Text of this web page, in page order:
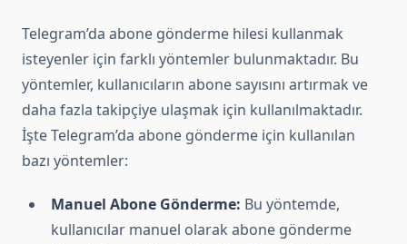
Telegram’da abone gönderme hilesi kullanmak
isteyenler için farklı yöntemler bulunmaktadır. Bu
yöntemler, kullanıcıların abone sayısını artırmak ve
daha fazla takipçiye ulaşmak için kullanılmaktadır.
İşte Telegram’da abone gönderme için kullanılan
bazı yöntemler:
Manuel Abone Gönderme: Bu yöntemde,
kullanıcılar manuel olarak abone gönderme